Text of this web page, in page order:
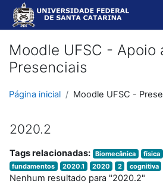
Ir para o conteúdo principal
Moodle UFSC - Apoio
Presenciais
Página inicial Moodle UFSC -
2020.2
Tags relacionadas: Biomecânica física
fundamentos
2020.1 2020 2 cognitiva
Nenhum resultado para "2020.2"